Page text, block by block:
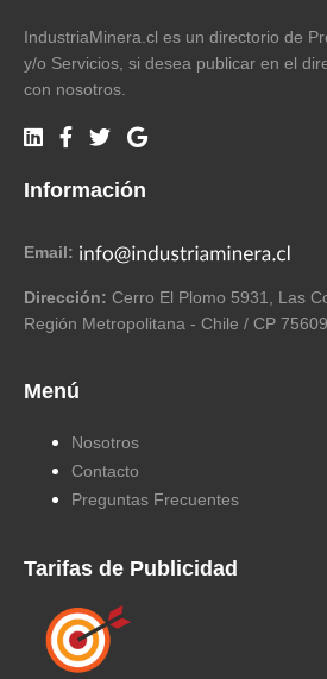
IndustriaMinera.cl es un directorio de
y/o Servicios, si desea publicar en el
con nosotros.
Información
Email:
Dirección: Cerro El Plomo 5931, Las
Región Metropolitana - Chile / CP
Menú
Nosotros
Contacto
Preguntas Frecuentes
Tarifas de Publicidad